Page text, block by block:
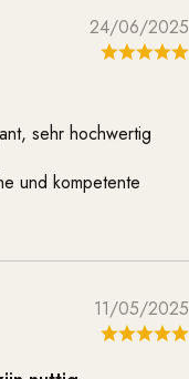
24/06/2025
sehr hochwertig
und kompetente
11/05/2025